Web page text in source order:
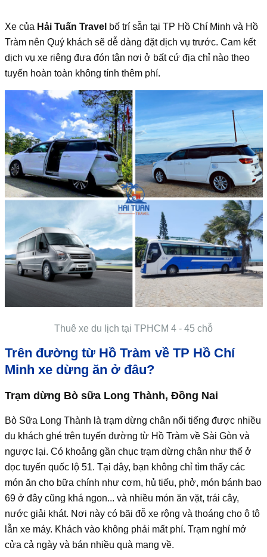
Xe của Hải Tuấn Travel bố trí sẵn tại TP Hồ Chí Minh và Hồ
Tràm nên Quý khách sẽ dễ dàng đặt dịch vụ trước. Cam kết
dịch vụ xe riêng đưa đón tận nơi ở bất cứ địa chỉ nào theo
tuyến hoàn toàn không tính thêm phí.
Thuê xe du lịch tại TPHCM 4 - 45 chỗ
Trên đường từ Hồ Tràm về TP Hồ Chí
Minh xe dừng ăn ở đâu?
Trạm dừng Bò sữa Long Thành, Đồng Nai
Bò Sữa Long Thành là trạm dừng chân nổi tiếng được nhiều
du khách ghé trên tuyến đường từ Hồ Tràm về Sài Gòn và
ngược lại. Có khoảng gần chục trạm dừng chân như thế ở
dọc tuyến quốc lộ 51. Tại đây, bạn không chỉ tìm thấy các
món ăn cho bữa chính như cơm, hủ tiếu, phở, món bánh bao
69 ở đây cũng khá ngon... và nhiều món ăn vặt, trái cây,
nước giải khát. Nơi này có bãi đỗ xe rộng và thoáng cho ô tô
lẫn xe máy. Khách vào không phải mất phí. Trạm nghỉ mở
cửa cả ngày và bán nhiều quà mang về.